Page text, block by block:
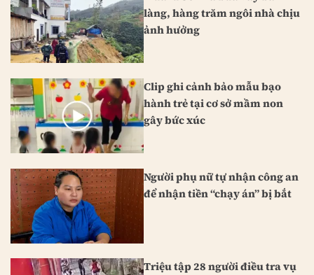
làng, hàng trăm ngôi nhà chịu
ảnh hưởng
Clip ghi cảnh bảo mẫu bạo
hành trẻ tại cơ sở mầm non
gây bức xúc
Người phụ nữ tự nhận công an
để nhận tiền “chạy án” bị bắt
Triệu tập 28 người điều tra vụ